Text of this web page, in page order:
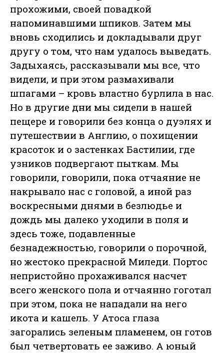
прохожими, своей повадкой
напоминавшими шпиков. Затем мы
вновь сходились и докладывали друг
другу о том, что нам удалось выведать.
Задыхаясь, рассказывали мы все, что
видели, и при этом размахивали
шпагами – кровь властно бурлила в нас.
Но в другие дни мы сидели в нашей
пещере и говорили без конца о дуэлях и
путешествии в Англию, о похищении
красоток и о застенках Бастилии, где
узников подвергают пыткам. Мы
говорили, говорили, пока отчаяние не
накрывало нас с головой, а иной раз
воскресными днями в безлюдье и
дождь мы далеко уходили в поля и
здесь тоже, подавленные
безнадежностью, говорили о порочной,
но жестоко прекрасной Миледи. Портос
непристойно прохаживался насчет
всего женского пола и отчаянно гоготал
при этом, пока не нападали на него
икота и кашель. У Атоса глаза
загорались зеленым пламенем, он готов
был четвертовать ее заживо. А юный